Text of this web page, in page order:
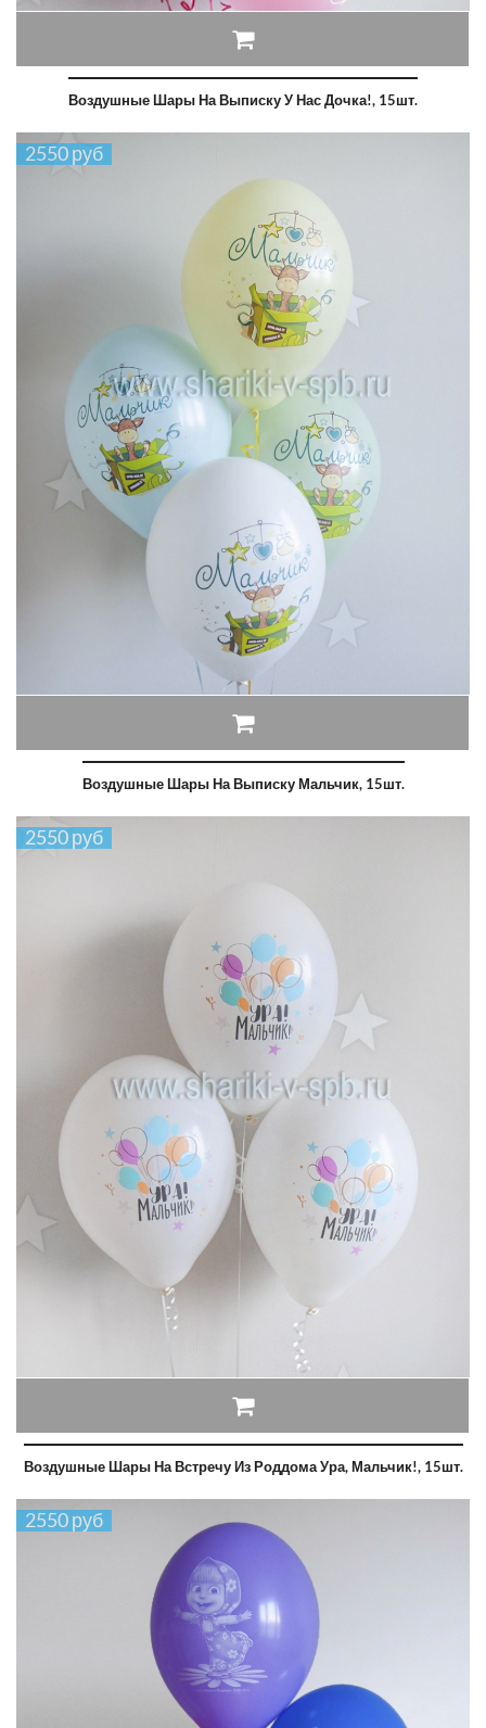
Воздушные Шары На Выписку У Нас Дочка!, 15шт.
2550 руб
Воздушные Шары На Выписку Мальчик, 15шт.
2550 руб
Воздушные Шары На Встречу Из Роддома Ура, Мальчик!, 15шт.
2550 руб